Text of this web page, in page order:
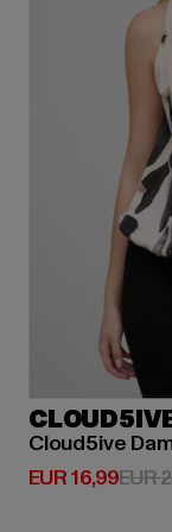
EUR 16,99
DerzeitigerEUR